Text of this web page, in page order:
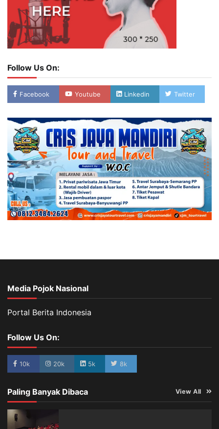
Follow Us On:
Facebook Youtube Linkedin Twitter
Media Pojok Nasional
Portal Berita Indonesia
Follow Us On:
10k 20k 5k 8k
Paling Banyak Dibaca View All